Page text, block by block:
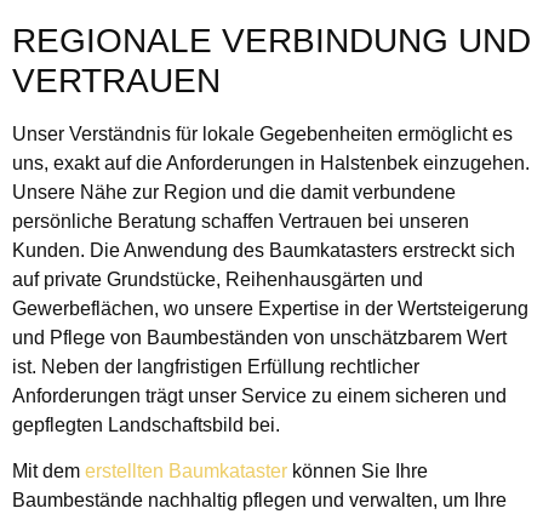
REGIONALE VERBINDUNG UND
VERTRAUEN
Unser Verständnis für lokale Gegebenheiten ermöglicht es
uns, exakt auf die Anforderungen in Halstenbek einzugehen.
Unsere Nähe zur Region und die damit verbundene
persönliche Beratung schaffen Vertrauen bei unseren
Kunden. Die Anwendung des Baumkatasters erstreckt sich
auf private Grundstücke, Reihenhausgärten und
Gewerbeflächen, wo unsere Expertise in der Wertsteigerung
und Pflege von Baumbeständen von unschätzbarem Wert
ist. Neben der langfristigen Erfüllung rechtlicher
Anforderungen trägt unser Service zu einem sicheren und
gepflegten Landschaftsbild bei.
Mit dem erstellten Baumkataster können Sie Ihre
Baumbestände nachhaltig pflegen und verwalten, um Ihre